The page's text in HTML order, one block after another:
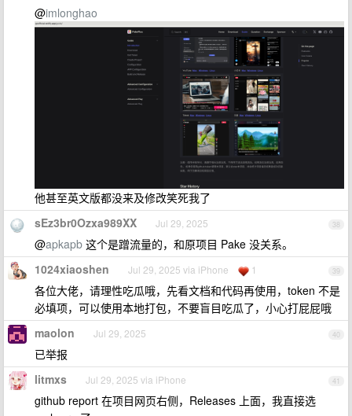
@imlonghao
他甚至英文版都没来及修改笑死我了
38
sEz3br0Ozxa989XX Jul 29, 2025
@apkapb 这个是蹭流量的，和原项目 Pake 没关系。
39
1024xiaoshen Jul 29, 2025 via iPhone 1
各位大佬，请理性吃瓜哦，先看文档和代码再使用，token 不是
必填项，可以使用本地打包，不要盲目吃瓜了，小心打屁屁哦
40
maolon Jul 29, 2025
已举报
41
litmxs Jul 29, 2025 via iPhone
github report 在项目网页右侧，Releases 上面，我直接选